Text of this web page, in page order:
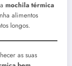
mochila térmica
alimentos
longos.
as suas